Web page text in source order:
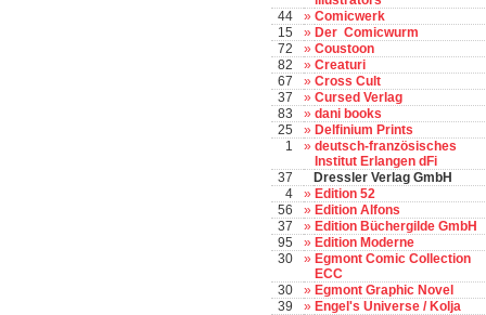
44
» Comicwerk
15
» Der Comicwurm
72
» Coustoon
82
» Creaturi
67
» Cross Cult
37
» Cursed Verlag
83
» dani books
25
» Delfinium Prints
1
» deutsch-französisches
Institut Erlangen dFi
37
Dressler Verlag GmbH
4
» Edition 52
56
» Edition Alfons
37
» Edition Büchergilde GmbH
95
» Edition Moderne
30
» Egmont Comic Collection
ECC
30
» Egmont Graphic Novel
39
» Engel's Universe / Kolja